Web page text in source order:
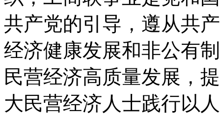
共产党的引导，遵从共
经济健康发展和非公有
民营经济高质量发展，
大民营经济人士践行以